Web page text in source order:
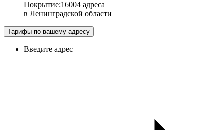
Покрытие:16004 адреса
в Ленинградской области
Тарифы по вашему адресу
Введите адрес